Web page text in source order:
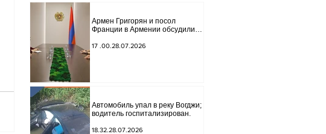
Армен Григорян и посол
Франции в Армении обсудили
стратегического партнерства.
17 .00.28.07.2026
Автомобиль упал в реку Вогджи;
водитель госпитализирован.
18.32.28.07.2026